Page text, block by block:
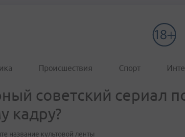
Происшествия Спорт
советский сериал
кадру?
название культовой ленты